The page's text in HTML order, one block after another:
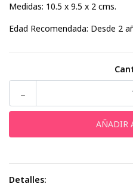
Medidas: 10.5 x 9.5 x 2 cms.
Edad Recomendada: Desde 2
-
Detalles: